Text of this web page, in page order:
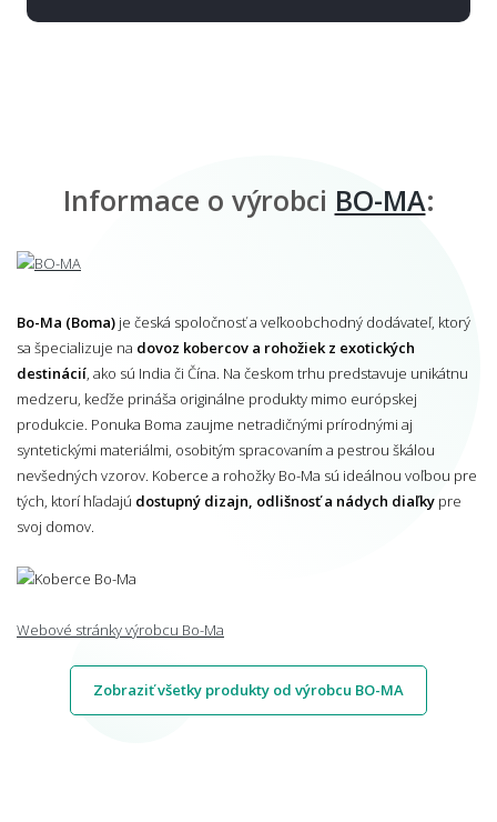
Informace o výrobci BO-MA:
Bo-Ma (Boma) je česká spoločnosť a veľkoobchodný dodávateľ, ktorý
sa špecializuje na dovoz kobercov a rohožiek z exotických
destinácií , ako sú India či Čína. Na českom trhu predstavuje unikátnu
medzeru, keďže prináša originálne produkty mimo európskej
produkcie. Ponuka Boma zaujme netradičnými prírodnými aj
syntetickými materiálmi, osobitým spracovaním a pestrou škálou
nevšedných vzorov. Koberce a rohožky Bo-Ma sú ideálnou voľbou pre
tých, ktorí hľadajú dostupný dizajn, odlišnosť a nádych diaľky pre
svoj domov.
Webové stránky výrobcu Bo-Ma
Zobraziť všetky produkty od výrobcu BO-MA